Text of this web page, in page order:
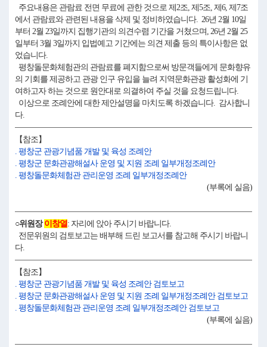
주요내용은 관람료 전면 무료에 관한 것으로 제2조, 제5조, 제6, 제7조
에서 관람료와 관련된 내용을 삭제 및 정비하였습니다. 26년 2월 10일
부터 2월 23일까지 집행기관의 의견수렴 기간을 거쳤으며, 26년 2월 25
일부터 3월 3일까지 입법예고 기간에는 의견 제출 등의 특이사항은 없
었습니다.
평창돌문화체험관의 관람료를 폐지함으로써 방문객들에게 문화향유
의 기회를 제공하고 관광 인구 유입을 늘려 지역문화관광 활성화에 기
여하고자 하는 것으로 원안대로 의결하여 주실 것을 요청드립니다.
이상으로 조례안에 대한 제안설명을 마치도록 하겠습니다. 감사합니
다.
【참조】
. 평창군 관광기념품 개발 및 육성 조례안
. 평창군 문화관광해설사 운영 및 지원 조례 일부개정조례안
. 평창돌문화체험관 관리운영 조례 일부개정조례안
(부록에 실음)
○위원장이창열: 자리에 앉아 주시기 바랍니다.
전문위원의 검토보고는 배부해 드린 보고서를 참고해 주시기 바랍니
다.
【참조】
. 평창군 관광기념품 개발 및 육성 조례안 검토보고
. 평창군 문화관광해설사 운영 및 지원 조례 일부개정조례안 검토보고
. 평창돌문화체험관 관리운영 조례 일부개정조례안 검토보고
(부록에 실음)